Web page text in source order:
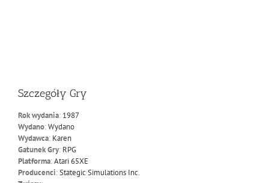
Szczegóły Gry
Rok wydania: 1987
Wydano:Wydano
Wydawca: Karen
Gatunek Gry: RPG
Platforma:Atari 65XE
Producenci:Stategic Simulations Inc.